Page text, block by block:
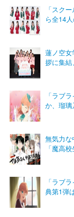
「スク
ら全14
蓮ノ空
拶に集
「ラブ
か、瑠
無気力
「魔高
「ラブ
典第1弾